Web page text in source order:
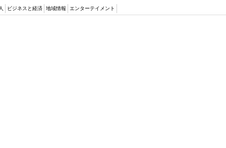
ビジネスと経済 地域情報 エンターテイメント